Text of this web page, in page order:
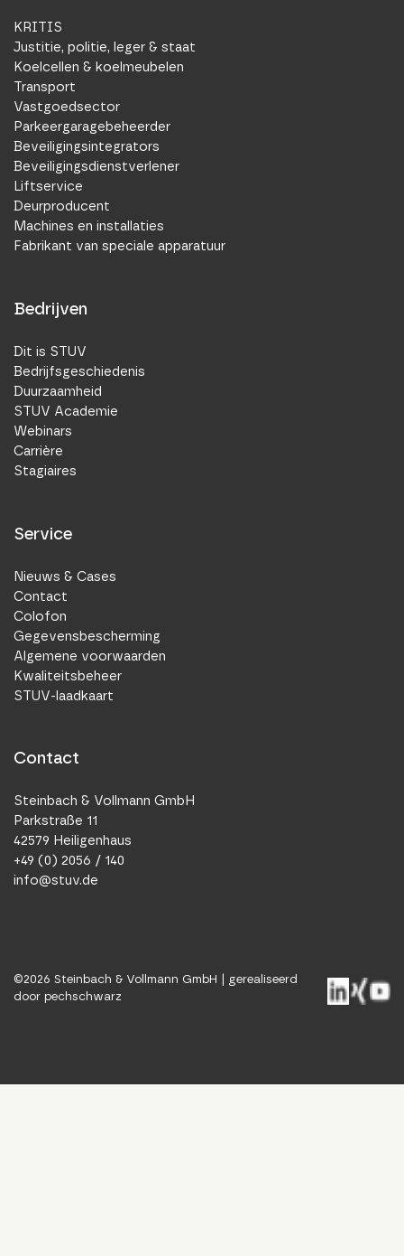
KRITIS
Justitie, politie, leger & staat
Koelcellen & koelmeubelen
Transport
Vastgoedsector
Parkeergaragebeheerder
Beveiligingsintegrators
Beveiligingsdienstverlener
Liftservice
Deurproducent
Machines en installaties
Fabrikant van speciale apparatuur
Bedrijven
Dit is STUV
Bedrijfsgeschiedenis
Duurzaamheid
STUV Academie
Webinars
Carrière
Stagiaires
Service
Nieuws & Cases
Contact
Colofon
Gegevensbescherming
Algemene voorwaarden
Kwaliteitsbeheer
STUV-laadkaart
Contact
Steinbach & Vollmann GmbH
Parkstraße 11
42579 Heiligenhaus
+49 (0) 2056 / 140
info@stuv.de
©2026 Steinbach & Vollmann GmbH |
gerealiseerd
door pechschwarz